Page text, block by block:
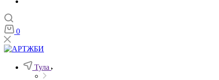
0
Тула